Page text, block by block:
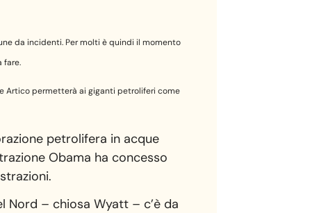
da incidenti. Per molti è quindi il momento
fare.
Artico permetterà ai giganti petroliferi come
petrolifera in acque
Obama ha concesso
Nord – chiosa Wyatt – c’è da